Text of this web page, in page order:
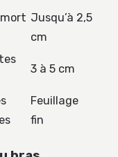
mort Jusqu’à 2,5
cm
3 à 5 cm
Feuillage
fin